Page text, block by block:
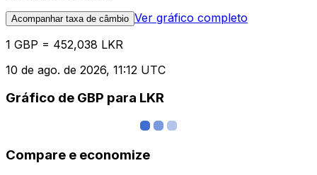
Acompanhar taxa de câmbio Ver gráfico completo
1 GBP = 452,038 LKR
10 de ago. de 2026, 11:12 UTC
Gráfico de GBP para LKR
Compare e economize